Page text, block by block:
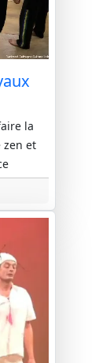
la
zen et